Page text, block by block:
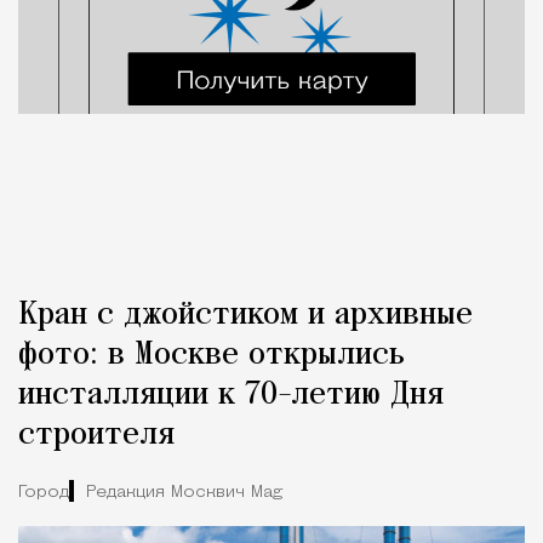
Кран с джойстиком и архивные
фото: в Москве открылись
инсталляции к 70-летию Дня
строителя
Город Редакция Москвич Mag